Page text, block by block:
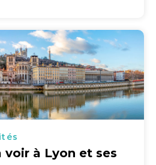
voir à Lyon et ses